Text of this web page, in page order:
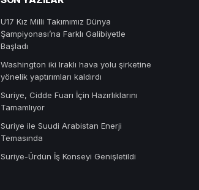
U17 Kız Milli Takımımız Dünya
Şampiyonası’na Farklı Galibiyetle
Başladı
Washington iki Iraklı hava yolu şirketine
yönelik yaptırımları kaldırdı
Suriye, Cidde Fuarı İçin Hazırlıklarını
Tamamlıyor
Suriye ile Suudi Arabistan Enerji
Temasında
Suriye-Ürdün İş Konseyi Genişletildi